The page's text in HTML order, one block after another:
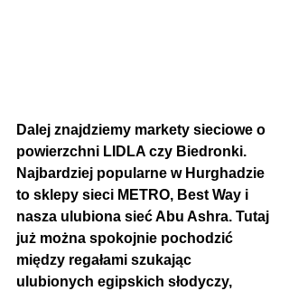
Dalej znajdziemy markety sieciowe o
powierzchni LIDLA czy Biedronki.
Najbardziej popularne w Hurghadzie
to sklepy sieci METRO, Best Way i
nasza ulubiona sieć Abu Ashra. Tutaj
już można spokojnie pochodzić
między regałami szukając
ulubionych egipskich słodyczy,